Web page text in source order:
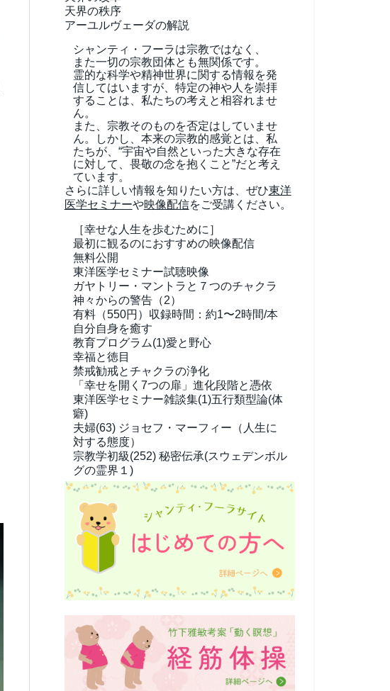
天界の秩序
アーユルヴェーダの解説
シャンティ・フーラは宗教ではなく、
また一切の宗教団体とも無関係です。
霊的な科学や精神世界に関する情報を発
信してはいますが、特定の神や人を崇拝
することは、私たちの考えと相容れませ
ん。
また、宗教そのものを否定はしていませ
ん。しかし、本来の宗教的感覚とは、私
たちが、“宇宙や自然といった大きな存在
に対して、畏敬の念を抱くこと”だと考え
ています。
さらに詳しい情報を知りたい方は、ぜひ東洋
医学セミナーや映像配信をご受講ください。
［幸せな人生を歩むために］
最初に観るのにおすすめの映像配信
無料公開
東洋医学セミナー試聴映像
ガヤトリー・マントラと７つのチャクラ
神々からの警告（2）
有料（550円） 収録時間：約1〜2時間/本
自分自身を癒す
教育プログラム(1)愛と野心
幸福と徳目
禁戒勧戒とチャクラの浄化
「幸せを開く7つの扉」進化段階と憑依
東洋医学セミナー雑談集(1)五行類型論(体
癖)
夫婦(63) ジョセフ・マーフィー（人生に
対する態度）
宗教学初級(252) 秘密伝承(スウェデンボル
グの霊界１)